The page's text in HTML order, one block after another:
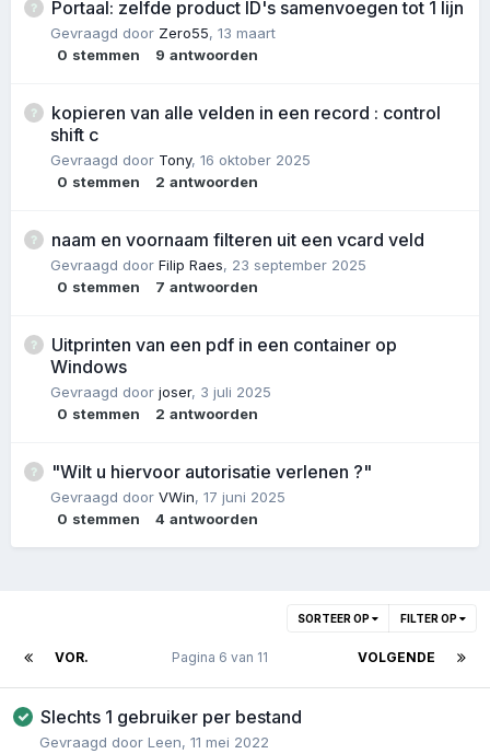
Portaal: zelfde product ID's samenvoegen tot 1 lijn
Gevraagd door Zero55, 13 maart
0 stemmen 9 antwoorden
kopieren van alle velden in een record : control
shift c
Gevraagd door Tony, 16 oktober 2025
0 stemmen 2 antwoorden
naam en voornaam filteren uit een vcard veld
Gevraagd door Filip Raes, 23 september 2025
0 stemmen 7 antwoorden
Uitprinten van een pdf in een container op
Windows
Gevraagd door joser, 3 juli 2025
0 stemmen 2 antwoorden
"Wilt u hiervoor autorisatie verlenen ?"
Gevraagd door VWin, 17 juni 2025
0 stemmen 4 antwoorden
SORTEER OP FILTER OP
VOR. VOLGENDE
Pagina 6 van 11
Slechts 1 gebruiker per bestand
Gevraagd door Leen, 11 mei 2022